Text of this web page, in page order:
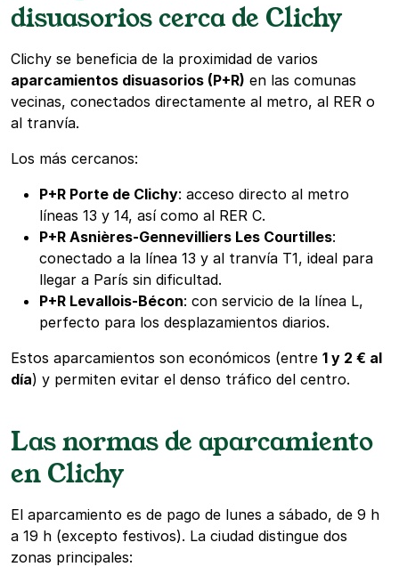
disuasorios cerca de Clichy
Clichy se beneficia de la proximidad de varios
aparcamientos disuasorios (P+R) en las comunas
vecinas, conectados directamente al metro, al RER o
al tranvía.
Los más cercanos:
P+R Porte de Clichy: acceso directo al metro
líneas 13 y 14, así como al RER C.
P+R Asnières-Gennevilliers Les Courtilles:
conectado a la línea 13 y al tranvía T1, ideal para
llegar a París sin dificultad.
P+R Levallois-Bécon: con servicio de la línea L,
perfecto para los desplazamientos diarios.
Estos aparcamientos son económicos (entre 1 y 2 € al
día) y permiten evitar el denso tráfico del centro.
Las normas de aparcamiento
en Clichy
El aparcamiento es de pago de lunes a sábado, de 9 h
a 19 h (excepto festivos). La ciudad distingue dos
zonas principales: